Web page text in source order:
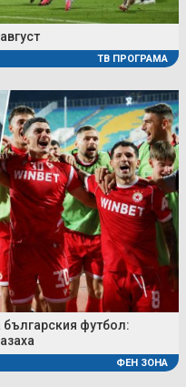
ТВ ПРОГРАМА
българския футбол:
ФЕН ЗОНА